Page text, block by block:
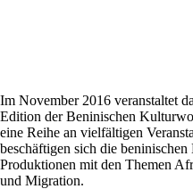
Im November 2016 veranstaltet
Edition der Beninischen
eine Reihe an vielfältigen
beschäftigen sich die
Produktionen mit den Themen
und Migration.